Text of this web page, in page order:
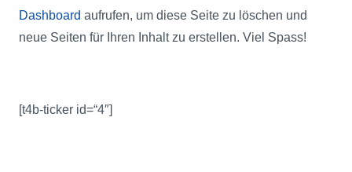
Dashboard aufrufen, um diese Seite zu löschen und
neue Seiten für Ihren Inhalt zu erstellen. Viel Spass!
[t4b-ticker id=“4″]